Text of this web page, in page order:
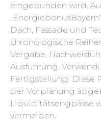
eingebunden wird.
Dach, Fassade und
chronologische
Vergabe,
Ausführung,
Fertigstellung. Diese
der Vorplanung
Liquiditätsengpässe
vermeiden.